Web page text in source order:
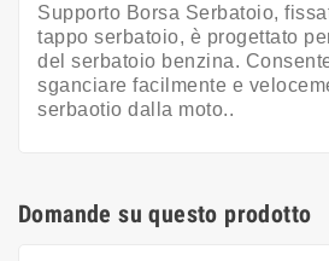
Supporto Borsa Serbatoio,
tappo serbatoio, è progettato
del serbatoio benzina.
sganciare facilmente e
serbaotio dalla moto..
Domande su questo prodotto